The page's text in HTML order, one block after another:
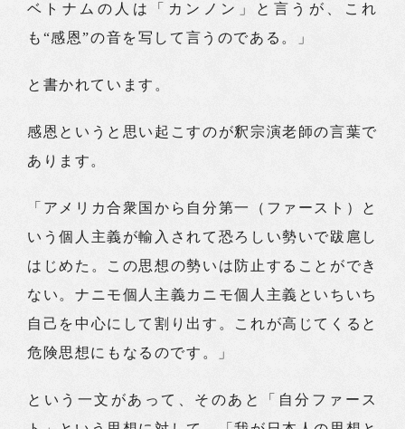
ベトナムの人は「カンノン」と言うが、これ
も“感恩”の音を写して言うのである。」
と書かれています。
感恩というと思い起こすのが釈宗演老師の言葉で
あります。
「アメリカ合衆国から自分第一（ファースト）と
いう個人主義が輸入されて恐ろしい勢いで跋扈し
はじめた。この思想の勢いは防止することができ
ない。ナニモ個人主義カニモ個人主義といちいち
自己を中心にして割り出す。これが高じてくると
危険思想にもなるのです。」
という一文があって、そのあと「自分ファース